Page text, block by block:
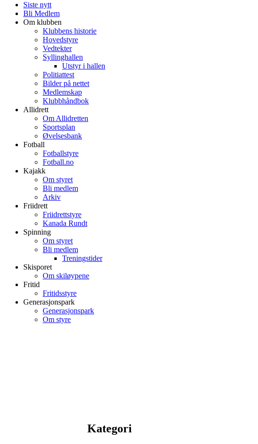
Siste nytt
Bli Medlem
Om klubben
Klubbens historie
Hovedstyre
Vedtekter
Syllinghallen
Utstyr i hallen
Politiattest
Bilder på nettet
Medlemskap
Klubbhåndbok
Allidrett
Om Allidretten
Sportsplan
Øvelsesbank
Fotball
Fotballstyre
Fotball.no
Kajakk
Om styret
Bli medlem
Arkiv
Friidrett
Friidrettstyre
Kanada Rundt
Spinning
Om styret
Bli medlem
Treningstider
Skisporet
Om skiløypene
Fritid
Fritidsstyre
Generasjonspark
Generasjonspark
Om styre
Kategori